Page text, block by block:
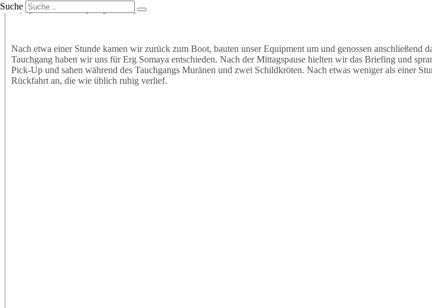
SucheEquipment an und sprangen mit großer Vorfreude ins Wasser. Wir tauchten stationär und sahen während des
Nach etwa einer Stunde kamen wir zurück zum Boot, bauten unser Equipment um und genossen anschließend
Tauchgang haben wir uns für Erg Somaya entschieden. Nach der Mittagspause hielten wir das Briefing und
Pick-Up und sahen während des Tauchgangs Muränen und zwei Schildkröten. Nach etwas weniger als einer
Rückfahrt an, die wie üblich ruhig verlief.